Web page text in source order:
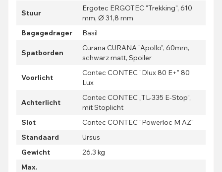
Stuur
Ergotec ERGOTEC "Trekking", 610
mm, Ø 31,8 mm
Bagagedrager
Basil
Spatborden
Curana CURANA "Apollo", 60mm,
schwarz matt, Spoiler
Voorlicht
Contec CONTEC "Dlux 80 E+" 80
Lux
Achterlicht
Contec CONTEC „TL-335 E-Stop“,
mit Stoplicht
Slot
Contec CONTEC "Powerloc M AZ"
Standaard
Ursus
Gewicht
26.3 kg
Max.